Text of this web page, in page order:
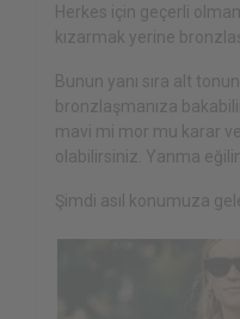
Herkes için geçerli
kızarmak yerine
Bunun yanı sıra alt
bronzlaşmanıza
mavi mi mor mu karar
olabilirsiniz. Yanma
Şimdi asıl konumuza